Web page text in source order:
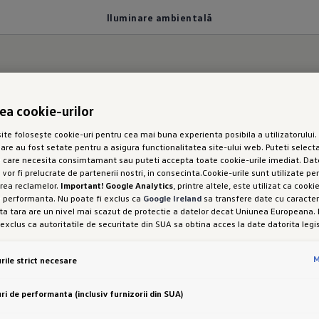
Iluminare ambientală
spații
Golf
cookie-urilor
folosește cookie-uri pentru cea mai buna experienta posibila a utilizatorului.
au fost setate pentru a asigura functionalitatea site-ului web. Puteti
care necesita consimtamant sau puteti accepta toate cookie-urile imediat.
fi prelucrate de partenerii nostri, in consecinta.Cookie-urile sunt utilizate
reclamelor. Important! Google Analytics, printre altele, este utilizat ca
performanta. Nu poate fi exclus ca Google Ireland sa transfere date cu
tara are un nivel mai scazut de protectie a datelor decat Uniunea Europeana.
ca autoritatile de securitate din SUA sa obtina acces la date datorita
expres, cu acest transfer de date, in conformitate cu articolul 49 alineatul
este responsabila pentru acest site web și pentru cookie-uri. Puteti gasi mai
cookie-uri in politica de cookie-uri sau in setarile cookie-urilor. Veti gasi
strict necesare
de performanta (inclusiv furnizorii din SUA)